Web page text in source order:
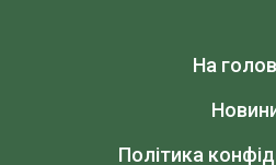
На
Політика